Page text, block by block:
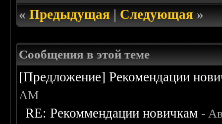
«Предыдущая|Следующая»
Сообщения в этой теме
[Предложение] Рекомендации
AM
RE: Рекоммендации новичкам -